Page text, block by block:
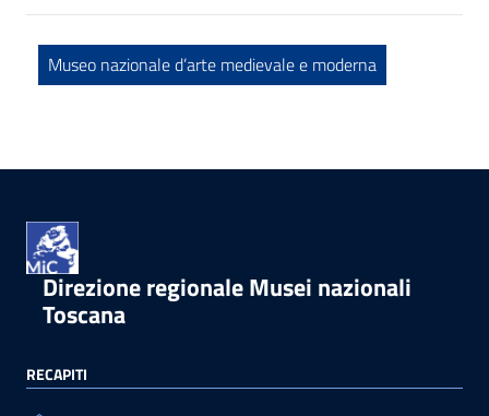
Museo nazionale d’arte medievale e moderna
Direzione regionale Musei nazionali
Toscana
RECAPITI